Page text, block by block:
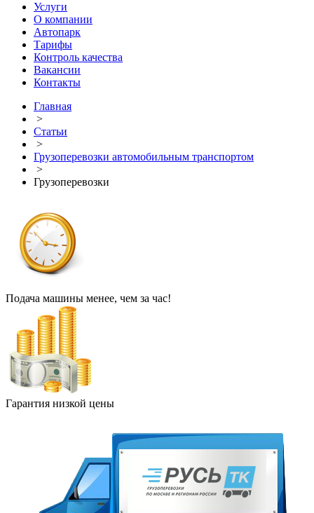
Услуги
О компании
Автопарк
Тарифы
Контроль качества
Вакансии
Контакты
Главная
>
Статьи
>
Грузоперевозки автомобильным транспортом
>
Грузоперевозки
Подача машины менее, чем за час!
Гарантия низкой цены